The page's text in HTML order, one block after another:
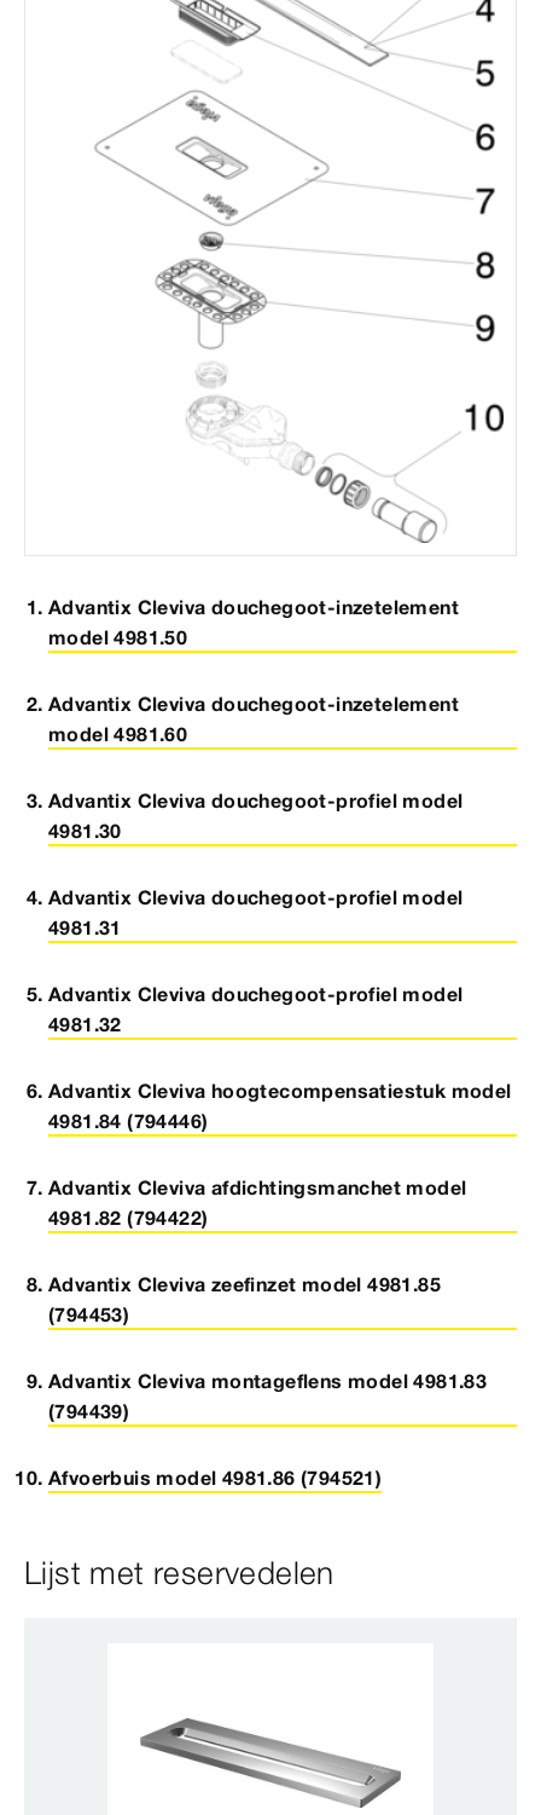
Advantix Cleviva douchegoot-inzetelement
model 4981.50
Advantix Cleviva douchegoot-inzetelement
model 4981.60
Advantix Cleviva douchegoot-profiel model
4981.30
Advantix Cleviva douchegoot-profiel model
4981.31
Advantix Cleviva douchegoot-profiel model
4981.32
Advantix Cleviva hoogtecompensatiestuk model
4981.84 (794446)
Advantix Cleviva afdichtingsmanchet model
4981.82 (794422)
Advantix Cleviva zeefinzet model 4981.85
(794453)
Advantix Cleviva montageflens model 4981.83
(794439)
Afvoerbuis model 4981.86 (794521)
Lijst met reservedelen